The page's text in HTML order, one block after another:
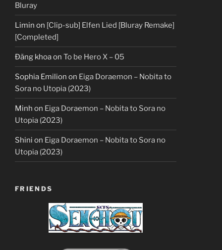
Bluray
Limin on [Clip-sub] Elfen Lied [Bluray Remake]
[Completed]
Đăng khoaon To be Hero X – 05
Sophia Emilion on Eiga Doraemon – Nobita to
Sora no Utopia (2023)
Minh on Eiga Doraemon – Nobita to Sora no
Utopia (2023)
Shini on Eiga Doraemon – Nobita to Sora no
Utopia (2023)
FRIENDS